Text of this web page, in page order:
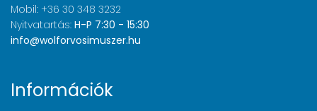
Mobil: +36 30 348 3232
Nyitvatartás: H-P 7:30 - 15:30
info@wolforvosimuszer.hu
Információk